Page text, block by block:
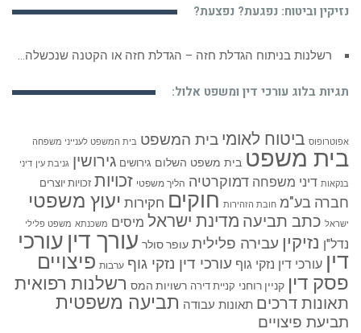
נזיקין וביטוח: נפגעת? נפצעת?
רשלנות בניתוח הגדלת חזה – הגדלת חזה או הקטנה שנכשלה…
תגיות בלוג עורכי דין ומשפט אלול:
אפוטרופוס ביטוח לאומי בית המשפט בית המשפט לענייני משפחה
בית משפט בית משפט השלום גירושים גירושין גניבת עין דיני
בנקאות דיני משפחה דמוקרטיה הליך משפטי זכויות זכויות יוצרים
חברה בע"מ חובת הזהירות חוקים חקירות יעוץ משפטי
ישראל כתב תביעה מדינת ישראל מיסים משכנתא משפט פלילי
נדל"ן נזיקין עבירה פלילית עופר סולר עורך דין עורכי
דין עורכי דין נזקי גוף עורכי דין נזקי גוף ערבות פיצויים
פסק דין קניין רוחני קניית דירה רשויות המס רשלנות רפואית
תאונות דרכים תאונות עבודה תביעה משפטית
תביעת פיצויים